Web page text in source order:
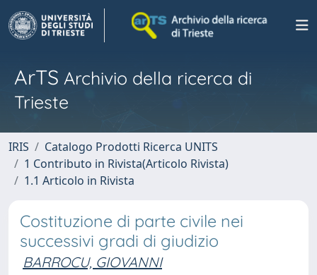
ArTS Archivio della ricerca di
Trieste
IRIS
Catalogo Prodotti Ricerca UNITS
1 Contributo in Rivista(Articolo Rivista)
1.1 Articolo in Rivista
Costituzione di parte civile nei
successivi gradi di giudizio
BARROCU, GIOVANNI